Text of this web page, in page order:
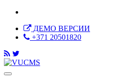
ДЕМО ВЕРСИИ
+371 20501820